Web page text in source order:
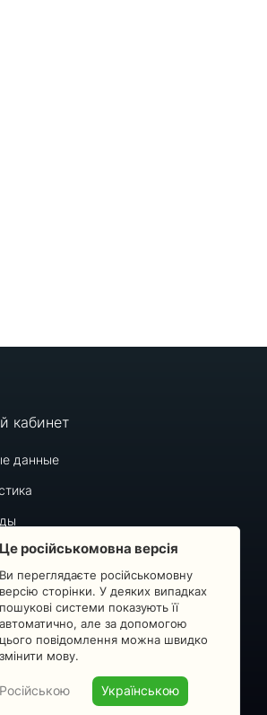
кабинет
данные
Це російськомовна версія
Ви переглядаєте російськомовну
версію сторінки. У деяких випадках
пошукові системи показують її
автоматично, але за допомогою
цього повідомлення можна швидко
змінити мову.
Російською Українською